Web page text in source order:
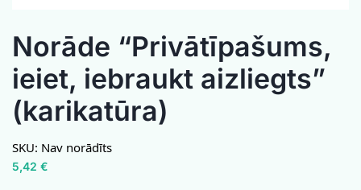
Norāde “Privātīpašums,
ieiet, iebraukt aizliegts”
(karikatūra)
SKU: Nav norādīts
5,42 €